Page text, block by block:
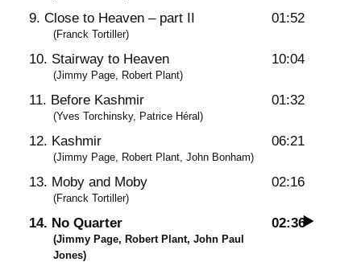
9. Close to Heaven – part II
(Franck Tortiller)
01:52
10. Stairway to Heaven
(Jimmy Page, Robert Plant)
10:04
11. Before Kashmir
(Yves Torchinsky, Patrice Héral)
01:32
12. Kashmir
(Jimmy Page, Robert Plant, John Bonham)
06:21
13. Moby and Moby
(Franck Tortiller)
02:16
14. No Quarter
(Jimmy Page, Robert Plant, John Paul
Jones)
02:36